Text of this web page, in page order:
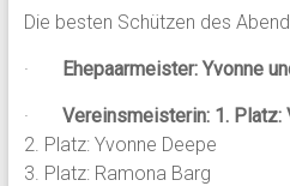
Die besten Schützen des
· Ehepaarmeister: Yvonne
· Vereinsmeisterin: 1. Platz:
2. Platz: Yvonne Deepe
3. Platz: Ramona Barg